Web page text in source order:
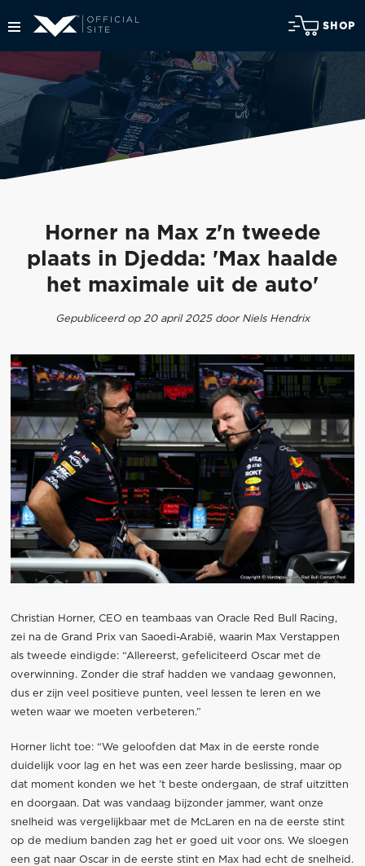
SHOP
Horner na Max z'n tweede
plaats in Djedda: 'Max haalde
het maximale uit de auto'
Gepubliceerd op 20 april 2025 door Niels Hendrix
Christian Horner, CEO en teambaas van Oracle Red Bull Racing,
zei na de Grand Prix van Saoedi-Arabië, waarin Max Verstappen
als tweede eindigde: “Allereerst, gefeliciteerd Oscar met de
overwinning. Zonder die straf hadden we vandaag gewonnen,
dus er zijn veel positieve punten, veel lessen te leren en we
weten waar we moeten verbeteren.”
Horner licht toe: “We geloofden dat Max in de eerste ronde
duidelijk voor lag en het was een zeer harde beslissing, maar op
dat moment konden we het ’t beste ondergaan, de straf uitzitten
en doorgaan. Dat was vandaag bijzonder jammer, want onze
snelheid was vergelijkbaar met de McLaren en na de eerste stint
op de medium banden zag het er goed uit voor ons. We sloegen
een gat naar Oscar in de eerste stint en Max had echt de snelheid.